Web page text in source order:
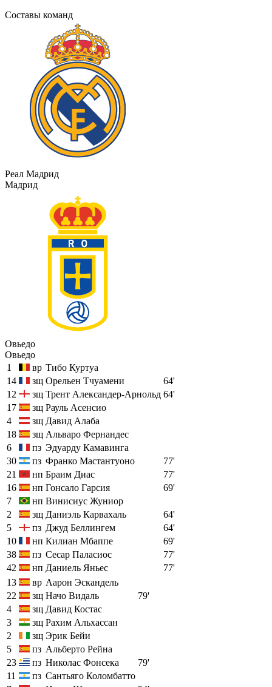
Составы команд
Реал Мадрид
Мадрид
Овьедо
Овьедо
1
вр Тибо Куртуа
14
зщ Орельен Тчуамени
64'
12
зщ Трент Александер-Арнольд 64'
17
зщ Рауль Асенсио
4
зщ Давид Алаба
18
зщ Альваро Фернандес
6
пз Эдуарду Камавинга
30
пз Франко Мастантуоно
77'
21
нп Браим Диас
77'
16
нп Гонсало Гарсия
69'
7
нп Винисиус Жуниор
2
зщ Даниэль Карвахаль
64'
5
пз Джуд Беллингем
64'
10
нп Килиан Мбаппе
69'
38
пз Сесар Паласиос
77'
42
нп Даниель Яньес
77'
13
вр Аарон Эскандель
22
зщ Начо Видаль
79'
4
зщ Давид Костас
3
зщ Рахим Альхассан
2
зщ Эрик Бейи
5
пз Альберто Рейна
23
пз Николас Фонсека
79'
11
пз Сантьяго Коломбатто